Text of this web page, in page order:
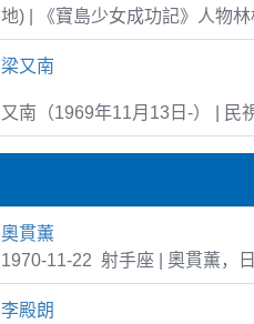
地) | 《寶島少女成功記》人物
梁又南
又南（1969年11月13日-） | 民
奧貫薫
1970-11-22 射手座 | 奧貫薫，
李殿朗